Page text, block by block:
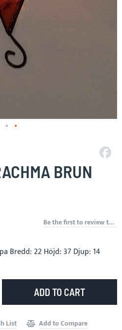
BRUN
Be the first to review this product
Bredd: 22 Höjd: 37 Djup: 14
ADD TO CART
List Add to Compare